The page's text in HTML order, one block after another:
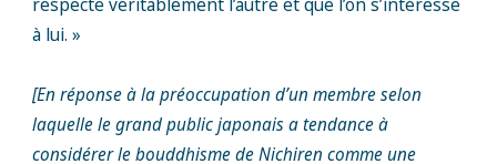
respecte véritablement l’autre et que l’on s’intéresse
à lui. »
[En réponse à la préoccupation d’un membre selon
laquelle le grand public japonais a tendance à
considérer le bouddhisme de Nichiren comme une